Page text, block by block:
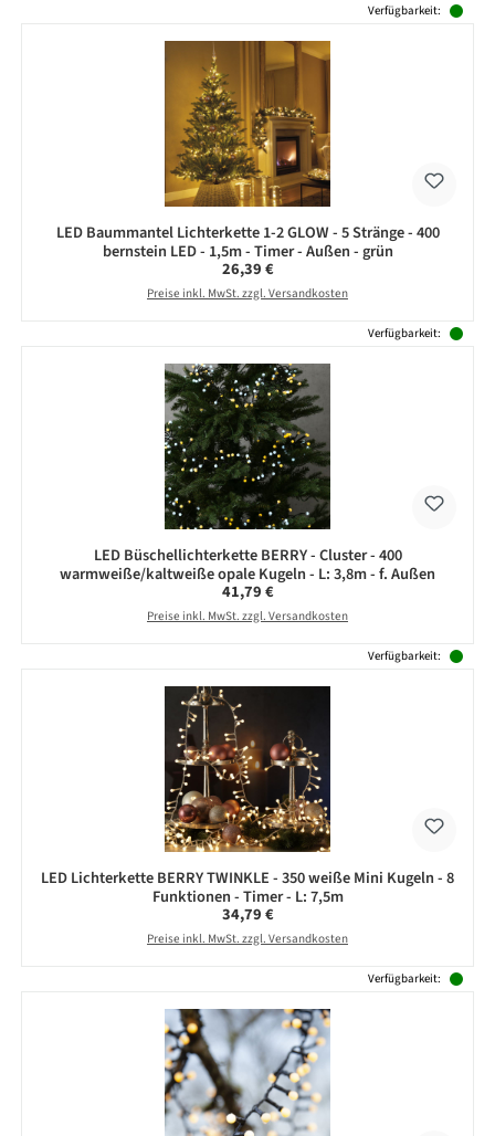
Verfügbarkeit:
LED Baummantel Lichterkette 1-2 GLOW - 5 Stränge - 400
bernstein LED - 1,5m - Timer - Außen - grün
Regulärer Preis:
26,39 €
Preise inkl. MwSt. zzgl. Versandkosten
Verfügbarkeit:
LED Büschellichterkette BERRY - Cluster - 400
warmweiße/kaltweiße opale Kugeln - L: 3,8m - f. Außen
Regulärer Preis:
41,79 €
Preise inkl. MwSt. zzgl. Versandkosten
Verfügbarkeit:
LED Lichterkette BERRY TWINKLE - 350 weiße Mini Kugeln - 8
Funktionen - Timer - L: 7,5m
Regulärer Preis:
34,79 €
Preise inkl. MwSt. zzgl. Versandkosten
Verfügbarkeit: